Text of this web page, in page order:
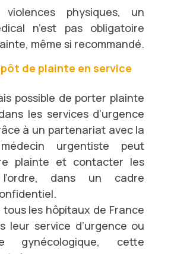
physiques, un
n’est pas obligatoire
même si recommandé.
de plainte en service
possible de porter plainte
les services d’urgence
à un partenariat avec la
urgentiste peut
plainte et contacter les
dans un cadre
tous les hôpitaux de France
leur service d’urgence ou
gynécologique, cette